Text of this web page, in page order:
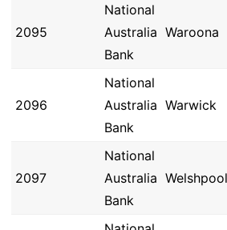
2095
National
Australia
Bank
Waroona
2096
National
Australia
Bank
Warwick
2097
National
Australia
Bank
Welshpool